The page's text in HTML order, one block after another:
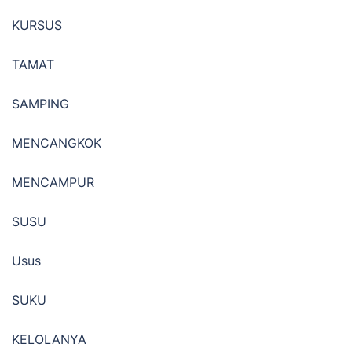
KURSUS
TAMAT
SAMPING
MENCANGKOK
MENCAMPUR
SUSU
Usus
SUKU
KELOLANYA